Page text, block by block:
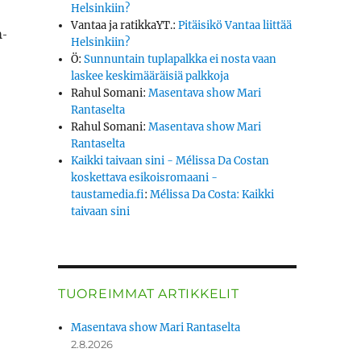
Helsinkiin?
Vantaa ja ratikkaYT.:Pitäisikö Vantaa liittää
Helsinkiin?
Ö:Sunnuntain tuplapalkka ei nosta vaan
laskee keskimääräisiä palkkoja
Rahul Somani:Masentava show Mari
Rantaselta
Rahul Somani:Masentava show Mari
Rantaselta
Kaikki taivaan sini - Mélissa Da Costan
koskettava esikoisromaani -
taustamedia.fi:Mélissa Da Costa: Kaikki
taivaan sini
TUOREIMMAT ARTIKKELIT
Masentava show Mari Rantaselta
2.8.2026